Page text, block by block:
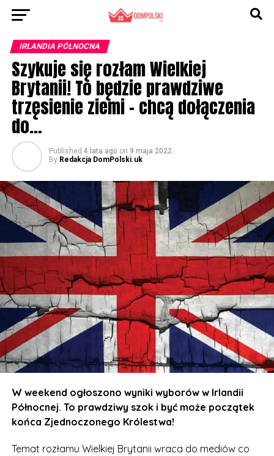
IRLANDIA PÓŁNOCNA
Szykuje się rozłam Wielkiej
Brytanii! To będzie prawdziwe
trzęsienie ziemi – chcą dołączenia
do…
Published 4 lata ago on 9 maja 2022
By Redakcja DomPolski.uk
W weekend ogłoszono wyniki wyborów w Irlandii
Północnej. To prawdziwy szok i być może początek
końca Zjednoczonego Królestwa!
Temat rozłamu Wielkiej Brytanii wraca do mediów co